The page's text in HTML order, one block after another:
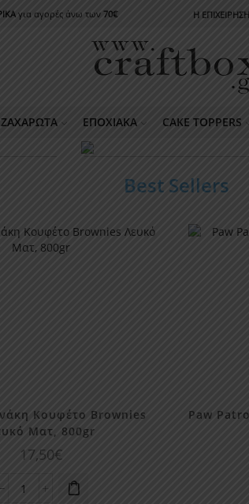
για αγορές άνω των 70€ Η
ΖΑΧΑΡΩΤΆ ΕΠΟΧΙΑΚΆ CAKE TOPPERS
Best Sellers
Κουφέτο Brownies
Ματ, 800gr
17,50€
Χατζηγιαννάκη
Paw